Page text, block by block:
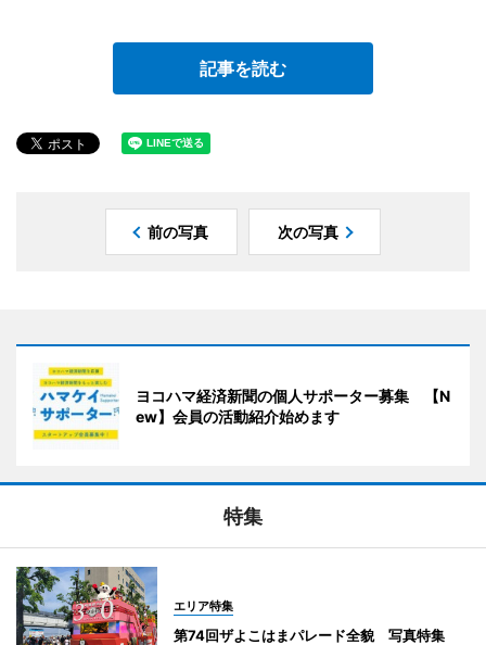
記事を読む
前の写真 次の写真
ヨコハマ経済新聞の個人サポーター募集 【N
ew】会員の活動紹介始めます
特集
エリア特集
第74回ザよこはまパレード全貌 写真特集